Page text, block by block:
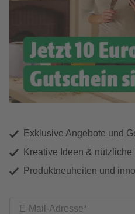
Exklusive Angebote und
Kreative Ideen &
Produktneuheiten und
E-Mail-Adresse